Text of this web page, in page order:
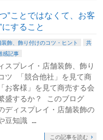
”ことではなくて、お客
にすること
飾、飾り付けのコツ・ヒント
共
感記事
スプレイ・店舗装飾、飾り
ツ 「競合他社」を見て商
お客様」を見て商売する会
盛するか？ このブログ
ディスプレイ・店舗装飾の
豆知識 …
この記事を読む